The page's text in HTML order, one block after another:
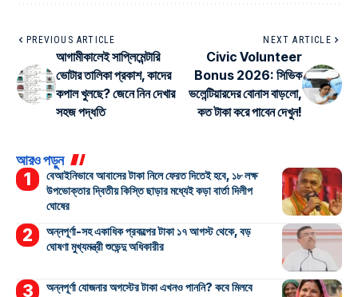
PREVIOUS ARTICLE
আগামীকালেই সাপ্লিমেন্টারি
ভোটার তালিকা প্রকাশ, কাদের
কপাল খুলছে? জেনে নিন দেখার
সহজ পদ্ধতি
NEXT ARTICLE
Civic Volunteer
Bonus 2026: সিভিক
ভলেন্টিয়ারদের বোনাস বাড়লো,
কত টাকা করে পাবেন দেখুন!
আরও পড়ুন
বেআইনিভাবে আবাসের টাকা নিলে ফেরত দিতেই হবে, ১৮ লক্ষ
উপভোক্তার দ্বিতীয় কিস্তি ছাড়ার মধ্যেই কড়া বার্তা দিলীপ
ঘোষের
অন্নপূর্ণা-সহ একাধিক প্রকল্পের টাকা ১৭ আগস্ট থেকে, বড়
ঘোষণা মুখ্যমন্ত্রী শুভেন্দু অধিকারীর
অন্নপূর্ণা যোজনার অগস্টের টাকা এখনও পাননি? কবে মিলবে